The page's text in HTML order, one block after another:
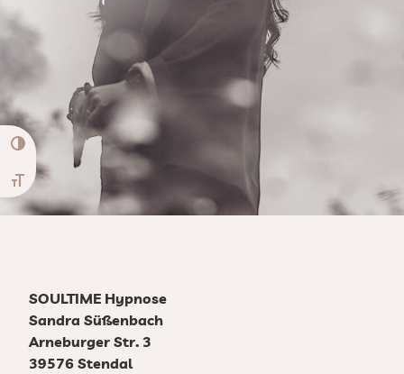
Umschalten auf hohe Kontraste
Schrift vergrößern
SOULTIME Hypnose
Sandra Süßenbach
Arneburger Str. 3
39576 Stendal